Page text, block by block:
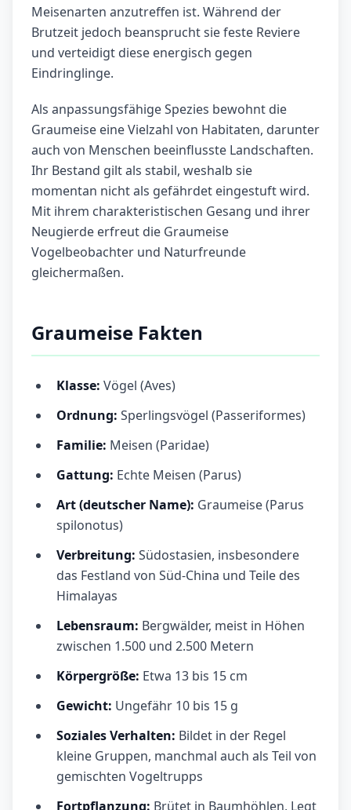
Meisenarten anzutreffen ist. Während der
Brutzeit jedoch beansprucht sie feste Reviere
und verteidigt diese energisch gegen
Eindringlinge.
Als anpassungsfähige Spezies bewohnt die
Graumeise eine Vielzahl von Habitaten, darunter
auch von Menschen beeinflusste Landschaften.
Ihr Bestand gilt als stabil, weshalb sie
momentan nicht als gefährdet eingestuft wird.
Mit ihrem charakteristischen Gesang und ihrer
Neugierde erfreut die Graumeise
Vogelbeobachter und Naturfreunde
gleichermaßen.
Graumeise Fakten
Klasse: Vögel (Aves)
Ordnung: Sperlingsvögel (Passeriformes)
Familie: Meisen (Paridae)
Gattung: Echte Meisen (Parus)
Art (deutscher Name): Graumeise (Parus
spilonotus)
Verbreitung: Südostasien, insbesondere
das Festland von Süd-China und Teile des
Himalayas
Lebensraum: Bergwälder, meist in Höhen
zwischen 1.500 und 2.500 Metern
Körpergröße: Etwa 13 bis 15 cm
Gewicht: Ungefähr 10 bis 15 g
Soziales Verhalten: Bildet in der Regel
kleine Gruppen, manchmal auch als Teil von
gemischten Vogeltrupps
Fortpflanzung: Brütet in Baumhöhlen, Legt